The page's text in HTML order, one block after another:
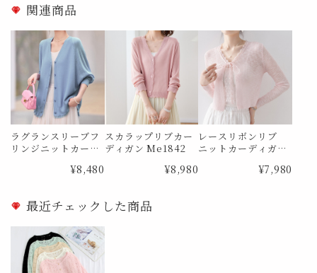
関連商品
ラグランスリーブフ
リンジニットカー
¥8,480
スカラップリブカー
ディガン Me1842
¥8,980
レースリボンリブ
ニットカーディガン
¥7,980
最近チェックした商品